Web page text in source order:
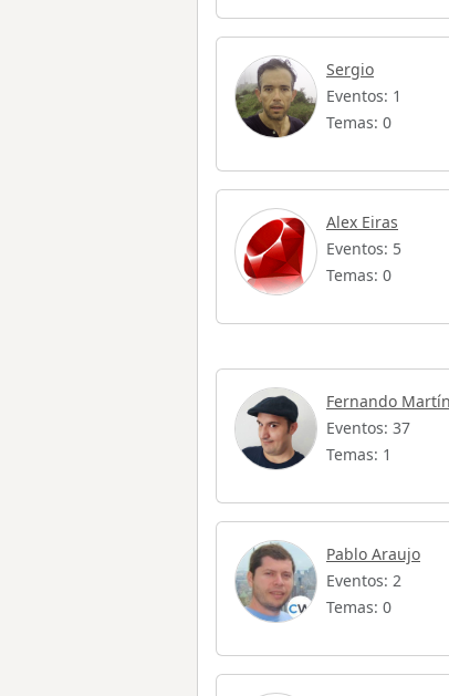
Sergio
Eventos: 1
Temas: 0
Alex Eiras
Eventos: 5
Temas: 0
Fernando
Eventos: 37
Temas: 1
Pablo Araujo
Eventos: 2
Temas: 0